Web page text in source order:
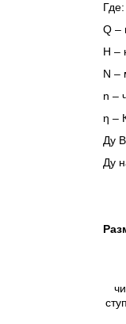
Где:
Q –
Н –
N –
n –
η –
Ду
Ду